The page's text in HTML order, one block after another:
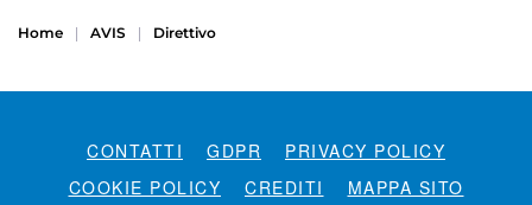
Home AVIS Direttivo
CONTATTI GDPR
PRIVACY POLICY
COOKIE POLICY
CREDITI MAPPA SITO